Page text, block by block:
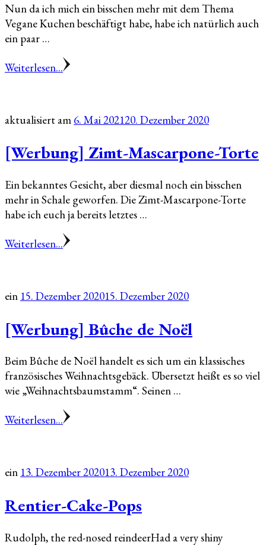
Nun da ich mich ein bisschen mehr mit dem Thema
Vegane Kuchen beschäftigt habe, habe ich natürlich auch
ein paar …
Weiterlesen...
aktualisiert am 6. Mai 202120. Dezember 2020
[Werbung] Zimt-Mascarpone-Torte
Ein bekanntes Gesicht, aber diesmal noch ein bisschen
mehr in Schale geworfen. Die Zimt-Mascarpone-Torte
habe ich euch ja bereits letztes …
Weiterlesen...
ein 15. Dezember 202015. Dezember 2020
[Werbung] Bûche de Noël
Beim Bûche de Noël handelt es sich um ein klassisches
französisches Weihnachtsgebäck. Übersetzt heißt es so viel
wie „Weihnachtsbaumstamm“. Seinen …
Weiterlesen...
ein 13. Dezember 202013. Dezember 2020
Rentier-Cake-Pops
Rudolph, the red-nosed reindeerHad a very shiny